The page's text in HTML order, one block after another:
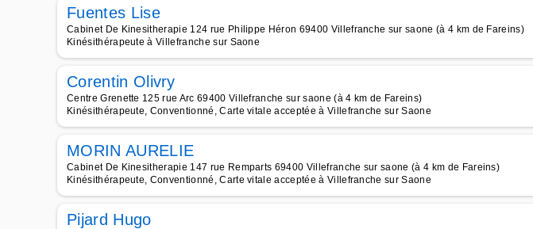
Fuentes Lise
Cabinet De Kinesitherapie 124 rue Philippe Héron 69400 Villefranche sur saone (à 4 km de Fareins)
Kinésithérapeute à Villefranche sur Saone
Corentin Olivry
Centre Grenette 125 rue Arc 69400 Villefranche sur saone (à 4 km de Fareins)
Kinésithérapeute, Conventionné, Carte vitale acceptée à Villefranche sur Saone
MORIN AURELIE
Cabinet De Kinesitherapie 147 rue Remparts 69400 Villefranche sur saone (à 4 km de Fareins)
Kinésithérapeute, Conventionné, Carte vitale acceptée à Villefranche sur Saone
Pijard Hugo